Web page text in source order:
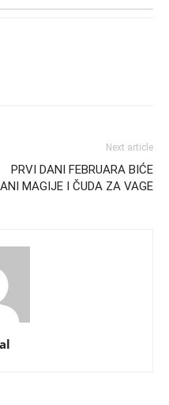
Next article
PRVI DANI FEBRUARA BIĆE
MAGIJE I ČUDA ZA VAGE